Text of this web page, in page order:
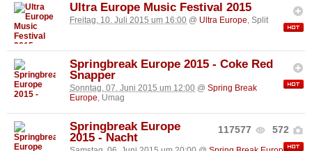
Ultra Europe Music Festival 2015
Freitag, 10. Juli 2015 um 16:00 @ Ultra Europe, Split
Springbreak Europe 2015 - Coke Red
Snapper
Sonntag, 07. Juni 2015 um 12:00 @ Spring Break
Europe, Umag
117577 572
Springbreak Europe
2015 - Nacht